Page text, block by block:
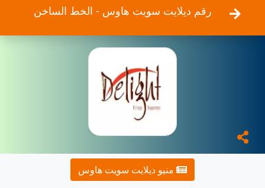
رقم ديلايت سويت هاوس - الخط الساخن